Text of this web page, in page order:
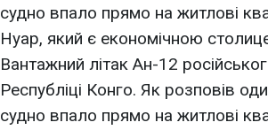
судно впало прямо на житлові
Нуар, який є економічною
Вантажний літак Ан-12
Республіці Конго. Як розповів
судно впало прямо на житлові